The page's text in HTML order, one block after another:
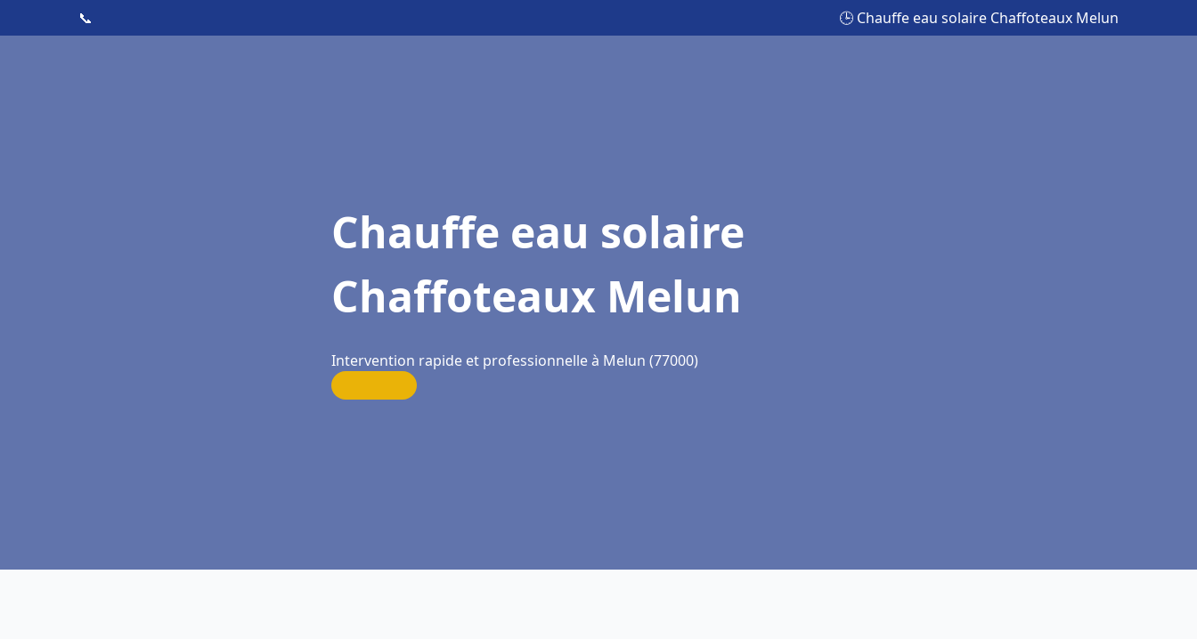
📞 🕒 Chauffe eau solaire Chaffoteaux Melun
Chauffe eau solaire
Chaffoteaux Melun
Intervention rapide et professionnelle à Melun (77000)